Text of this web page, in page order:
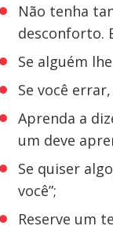
Não tenha
desconforto.
Se alguém
Se você
Aprenda a
um deve
Se quiser
você”;
Reserve um